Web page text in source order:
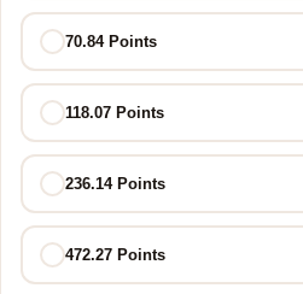
70.84 Points
118.07 Points
236.14 Points
472.27 Points